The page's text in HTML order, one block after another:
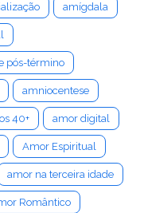
amígdala
pós-término
amniocentese
40+ amor digital
Amor Espiritual
amor na terceira idade
Romântico